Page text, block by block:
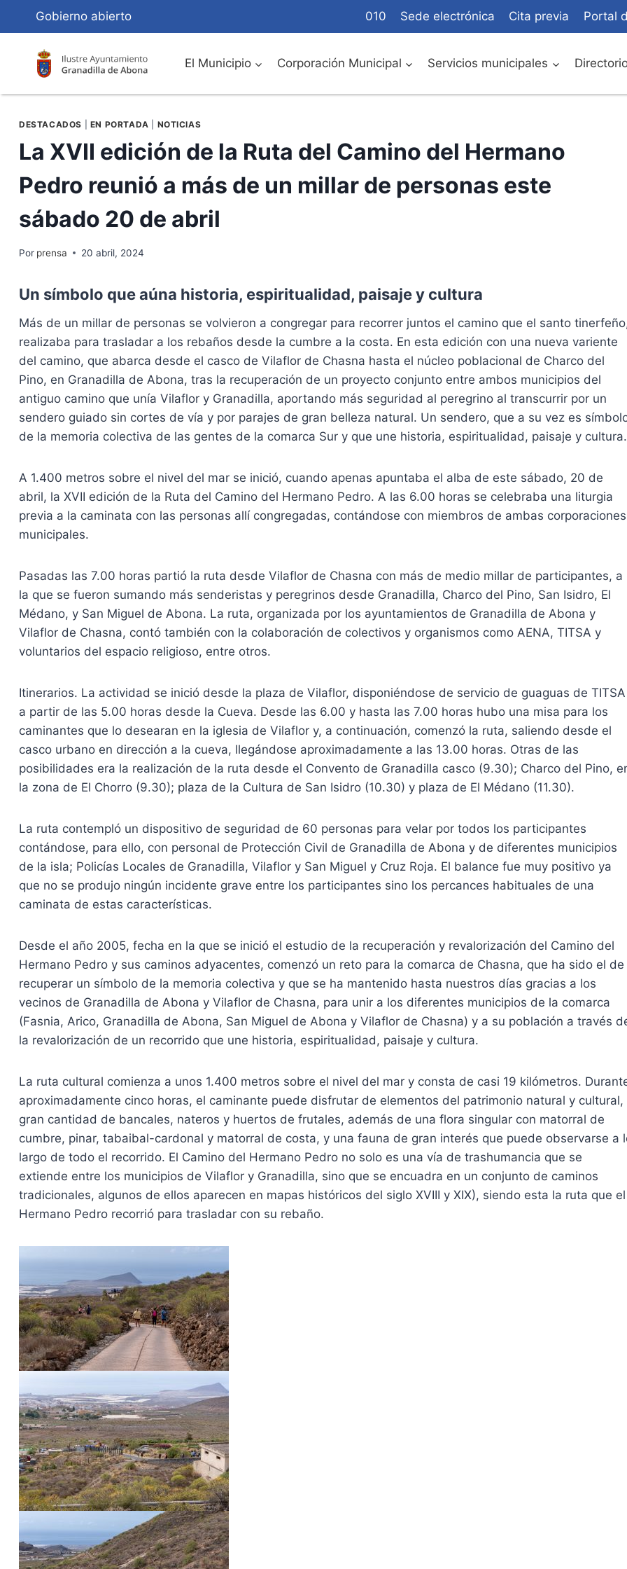
Contenido
Gobierno abierto 010 Sede electrónica Cita previa Portal
El Municipio Corporación Municipal Servicios municipales
DESTACADOS EN PORTADA NOTICIAS
La XVII edición de la Ruta del Camino del Hermano
Pedro reunió a más de un millar de personas este
sábado 20 de abril
Por prensa 20 abril, 2024
Un símbolo que aúna historia, espiritualidad, paisaje y cultura
Más de un millar de personas se volvieron a congregar para recorrer juntos el camino que el santo
realizaba para trasladar a los rebaños desde la cumbre a la costa. En esta edición con una nueva variente
del camino, que abarca desde el casco de Vilaflor de Chasna hasta el núcleo poblacional de Charco del
Pino, en Granadilla de Abona, tras la recuperación de un proyecto conjunto entre ambos municipios del
antiguo camino que unía Vilaflor y Granadilla, aportando más seguridad al peregrino al transcurrir por un
sendero guiado sin cortes de vía y por parajes de gran belleza natural. Un sendero, que a su vez es
de la memoria colectiva de las gentes de la comarca Sur y que une historia, espiritualidad, paisaje y cultura.
A 1.400 metros sobre el nivel del mar se inició, cuando apenas apuntaba el alba de este sábado, 20 de
abril, la XVII edición de la Ruta del Camino del Hermano Pedro. A las 6.00 horas se celebraba una liturgia
previa a la caminata con las personas allí congregadas, contándose con miembros de ambas corporaciones
municipales.
Pasadas las 7.00 horas partió la ruta desde Vilaflor de Chasna con más de medio millar de participantes, a
la que se fueron sumando más senderistas y peregrinos desde Granadilla, Charco del Pino, San Isidro, El
Médano, y San Miguel de Abona. La ruta, organizada por los ayuntamientos de Granadilla de Abona y
Vilaflor de Chasna, contó también con la colaboración de colectivos y organismos como AENA, TITSA y
voluntarios del espacio religioso, entre otros.
Itinerarios. La actividad se inició desde la plaza de Vilaflor, disponiéndose de servicio de guaguas de TITSA
a partir de las 5.00 horas desde la Cueva. Desde las 6.00 y hasta las 7.00 horas hubo una misa para los
caminantes que lo desearan en la iglesia de Vilaflor y, a continuación, comenzó la ruta, saliendo desde el
casco urbano en dirección a la cueva, llegándose aproximadamente a las 13.00 horas. Otras de las
posibilidades era la realización de la ruta desde el Convento de Granadilla casco (9.30); Charco del Pino,
la zona de El Chorro (9.30); plaza de la Cultura de San Isidro (10.30) y plaza de El Médano (11.30).
La ruta contempló un dispositivo de seguridad de 60 personas para velar por todos los participantes
contándose, para ello, con personal de Protección Civil de Granadilla de Abona y de diferentes municipios
de la isla; Policías Locales de Granadilla, Vilaflor y San Miguel y Cruz Roja. El balance fue muy positivo ya
que no se produjo ningún incidente grave entre los participantes sino los percances habituales de una
caminata de estas características.
Desde el año 2005, fecha en la que se inició el estudio de la recuperación y revalorización del Camino del
Hermano Pedro y sus caminos adyacentes, comenzó un reto para la comarca de Chasna, que ha sido el de
recuperar un símbolo de la memoria colectiva y que se ha mantenido hasta nuestros días gracias a los
vecinos de Granadilla de Abona y Vilaflor de Chasna, para unir a los diferentes municipios de la comarca
(Fasnia, Arico, Granadilla de Abona, San Miguel de Abona y Vilaflor de Chasna) y a su población a través
la revalorización de un recorrido que une historia, espiritualidad, paisaje y cultura.
La ruta cultural comienza a unos 1.400 metros sobre el nivel del mar y consta de casi 19 kilómetros.
aproximadamente cinco horas, el caminante puede disfrutar de elementos del patrimonio natural y cultural,
gran cantidad de bancales, nateros y huertos de frutales, además de una flora singular con matorral de
cumbre, pinar, tabaibal-cardonal y matorral de costa, y una fauna de gran interés que puede observarse a
largo de todo el recorrido. El Camino del Hermano Pedro no solo es una vía de trashumancia que se
extiende entre los municipios de Vilaflor y Granadilla, sino que se encuadra en un conjunto de caminos
tradicionales, algunos de ellos aparecen en mapas históricos del siglo XVIII y XIX), siendo esta la ruta que el
Hermano Pedro recorrió para trasladar con su rebaño.